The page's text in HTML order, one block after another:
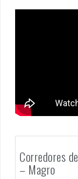
Corredores
– Magro